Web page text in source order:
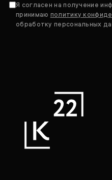
Я согласен на получение
принимаю политику
обработку персональных